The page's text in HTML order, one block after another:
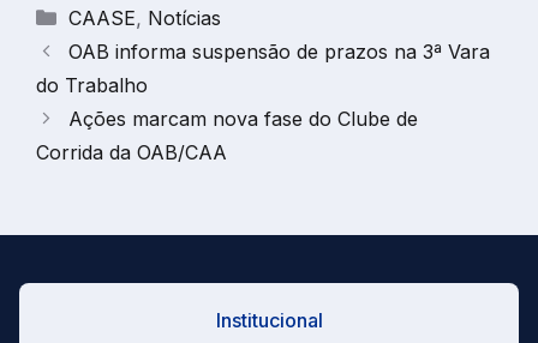
Categorias
CAASE, Notícias
OAB informa suspensão de prazos na 3ª Vara
do Trabalho
Ações marcam nova fase do Clube de
Corrida da OAB/CAA
Institucional